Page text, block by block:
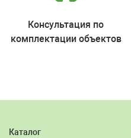
Консультация по
комплектации объектов
Каталог